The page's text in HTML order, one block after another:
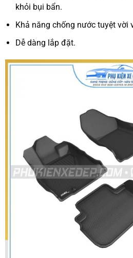
khỏi bụi bẩn.
Khả năng chống nước tuyệt vời
Dễ dàng lắp đặt.